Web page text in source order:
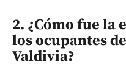
2. ¿Cómo fue la
los ocupantes
Valdivia?